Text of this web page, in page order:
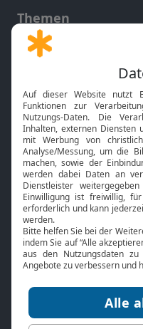
Themen
Gott und Bibel erklärt
Neuigkeiten
Bibel TV
Über uns
Jobs
Mediadaten